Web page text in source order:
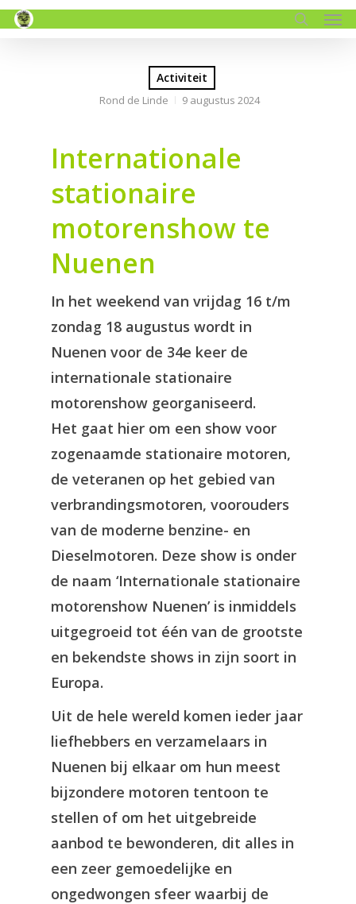
Skip
to
Activiteit
Rond de Linde 9 augustus 2024
Internationale
stationaire
motorenshow te
Nuenen
In het weekend van vrijdag 16 t/m
zondag 18 augustus wordt in
Nuenen voor de 34e keer de
internationale stationaire
motorenshow georganiseerd.
Het gaat hier om een show voor
zogenaamde stationaire motoren,
de veteranen op het gebied van
verbrandingsmotoren, voorouders
van de moderne benzine- en
Dieselmotoren. Deze show is onder
de naam ‘Internationale stationaire
motorenshow Nuenen’ is inmiddels
uitgegroeid tot één van de grootste
en bekendste shows in zijn soort in
Europa.
Uit de hele wereld komen ieder jaar
liefhebbers en verzamelaars in
Nuenen bij elkaar om hun meest
bijzondere motoren tentoon te
stellen of om het uitgebreide
aanbod te bewonderen, dit alles in
een zeer gemoedelijke en
ongedwongen sfeer waarbij de